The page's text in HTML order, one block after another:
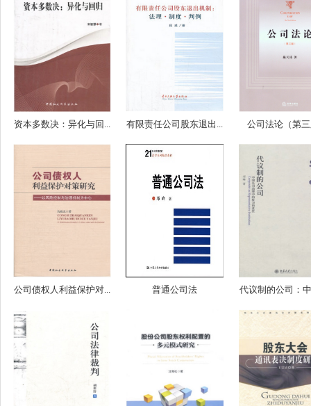
资本多数决：异化与回... 有限责任公司股东退出... 公司法论（第
公司债权人利益保护对... 普通公司法 代议制的公司：